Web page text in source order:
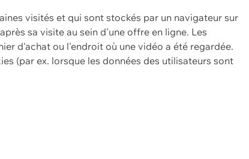
visités et qui sont stockés par un navigateur sur
sa visite au sein d'une offre en ligne. Les
d'achat ou l'endroit où une vidéo a été regardée.
(par ex. lorsque les données des utilisateurs sont